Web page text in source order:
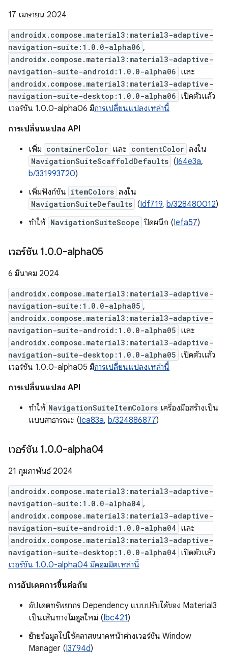
17 เมษายน 2024
androidx.compose.material3:material3-adaptive-
navigation-suite:1.0.0-alpha06 ,
androidx.compose.material3:material3-adaptive-
navigation-suite-android:1.0.0-alpha06 และ
androidx.compose.material3:material3-adaptive-
navigation-suite-desktop:1.0.0-alpha06 เปิดตัวแล้ว
เวอร์ชัน 1.0.0-alpha06 มีการเปลี่ยนแปลงเหล่านี้
การเปลี่ยนแปลง API
เพิ่ม containerColor และ contentColor ลงใน
NavigationSuiteScaffoldDefaults (I64e3a,
b/331993720)
เพิ่มฟังก์ชัน itemColors ลงใน
NavigationSuiteDefaults (Idf719, b/328480012)
ทำให้ NavigationSuiteScope ปิดผนึก (Iefa57)
เวอร์ชัน 1.0.0-alpha05
6 มีนาคม 2024
androidx.compose.material3:material3-adaptive-
navigation-suite:1.0.0-alpha05 ,
androidx.compose.material3:material3-adaptive-
navigation-suite-android:1.0.0-alpha05 และ
androidx.compose.material3:material3-adaptive-
navigation-suite-desktop:1.0.0-alpha05 เปิดตัวแล้ว
เวอร์ชัน 1.0.0-alpha05 มีการเปลี่ยนแปลงเหล่านี้
การเปลี่ยนแปลง API
ทำให้ NavigationSuiteItemColors เครื่องมือสร้างเป็น
แบบสาธารณะ (Ica83a, b/324886877)
เวอร์ชัน 1.0.0-alpha04
21 กุมภาพันธ์ 2024
androidx.compose.material3:material3-adaptive-
navigation-suite:1.0.0-alpha04 ,
androidx.compose.material3:material3-adaptive-
navigation-suite-android:1.0.0-alpha04 และ
androidx.compose.material3:material3-adaptive-
navigation-suite-desktop:1.0.0-alpha04 เปิดตัวแล้ว
เวอร์ชัน 1.0.0-alpha04 มีคอมมิตเหล่านี้
การอัปเดตการขึ้นต่อกัน
อัปเดตทรัพยากร Dependency แบบปรับได้ของ Material3
เป็นเส้นทางโมดูลใหม่ (Ibc421)
ย้ายข้อมูลไปใช้คลาสขนาดหน้าต่างเวอร์ชัน Window
Manager (I3794d)